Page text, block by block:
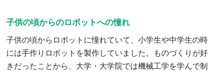
子供の頃からのロボットへの憧れ
子供の頃からロボットに憧れていて、小学生や中学生の時
には手作りロボットを製作していました。ものづくりが好
きだったことから、大学・大学院では機械工学を学んで制